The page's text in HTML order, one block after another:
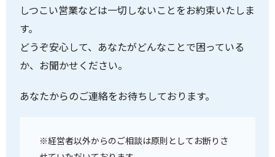
しつこい営業などは一切しないことをお約束いたしま
す。
どうぞ安心して、あなたがどんなことで困っている
か、お聞かせください。
あなたからのご連絡をお待ちしております。
※経営者以外からのご相談は原則としてお断りさ